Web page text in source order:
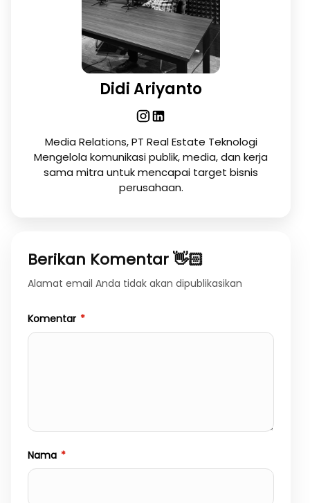
Didi Ariyanto
Media Relations, PT Real Estate Teknologi
Mengelola komunikasi publik, media, dan kerja
sama mitra untuk mencapai target bisnis
perusahaan.
Berikan Komentar 👋🏻
Alamat email Anda tidak akan dipublikasikan
Komentar *
Nama *